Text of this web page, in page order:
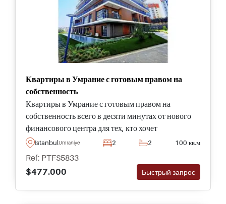
Квартиры в Умрание с готовым правом на
собственность
Квартиры в Умрание с готовым правом на
собственность всего в десяти минутах от нового
финансового центра для тех, кто хочет
инвестироваться в Турции и желает подать на
недвижимости.
IstanbulUmraniye 2 2 100 кв.м
Ref: PTFS5833
$477.000
Быстрый запрос